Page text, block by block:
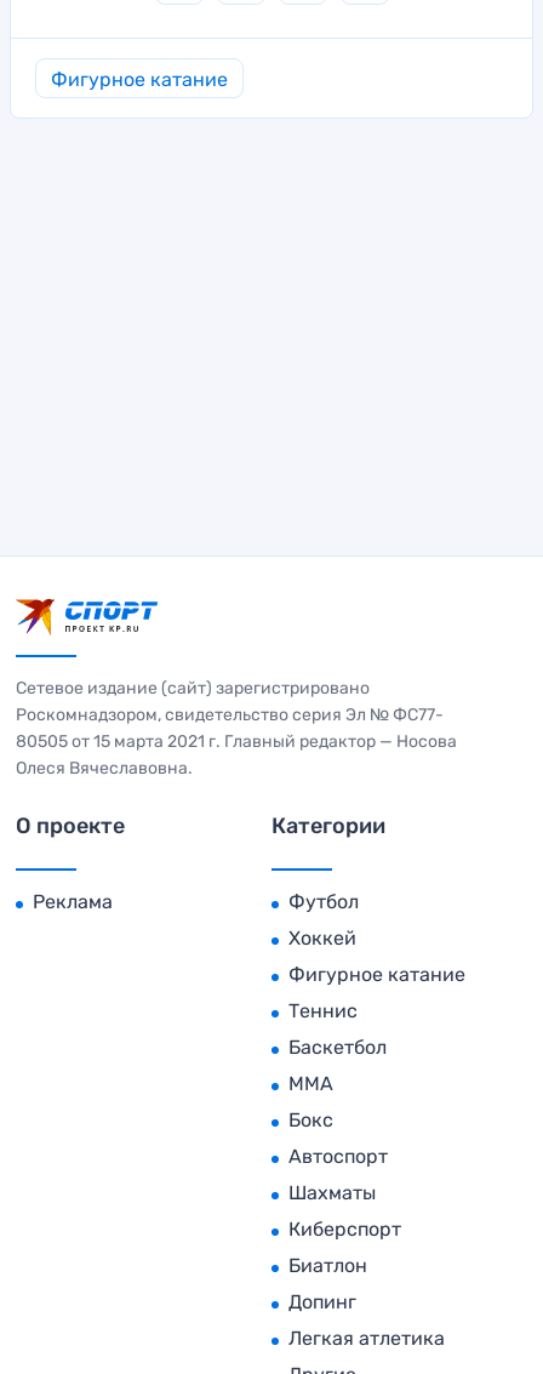
Фигурное катание
Сетевое издание (сайт) зарегистрировано
Роскомнадзором, свидетельство серия Эл № ФС77-
80505 от 15 марта 2021 г. Главный редактор — Носова
Олеся Вячеславовна.
О проекте
Реклама
Категории
Футбол
Хоккей
Фигурное катание
Теннис
Баскетбол
MMA
Бокс
Автоспорт
Шахматы
Киберспорт
Биатлон
Допинг
Легкая атлетика